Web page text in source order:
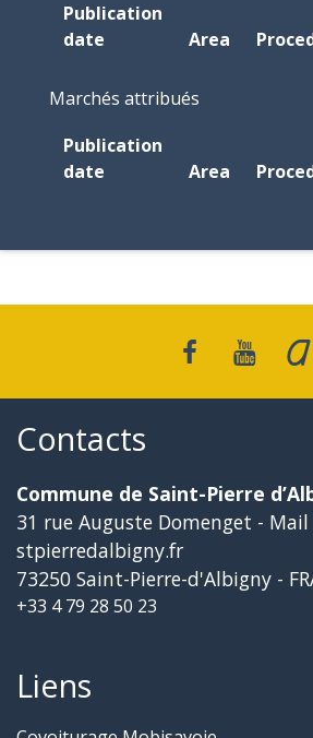
Publication
date
Area
Marchés attribués
Publication
date
Area
Contacts
Commune de Saint-Pierre
31 rue Auguste Domenget -
stpierredalbigny.fr
73250 Saint-Pierre-d'Albigny -
+33 4 79 28 50 23
Liens